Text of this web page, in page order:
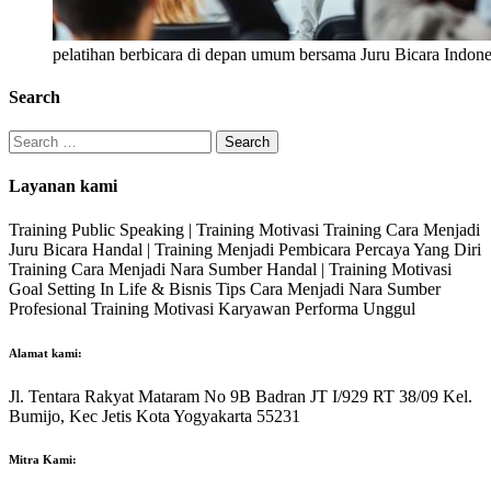
pelatihan berbicara di depan umum bersama Juru Bicara
Search
Search
for:
Layanan kami
Training Public Speaking | Training Motivasi Training Cara Menjadi
Juru Bicara Handal | Training Menjadi Pembicara Percaya Yang Diri
Training Cara Menjadi Nara Sumber Handal | Training Motivasi
Goal Setting In Life & Bisnis Tips Cara Menjadi Nara Sumber
Profesional Training Motivasi Karyawan Performa Unggul
Alamat kami:
Jl. Tentara Rakyat Mataram No 9B Badran JT I/929 RT 38/09 Kel.
Bumijo, Kec Jetis Kota Yogyakarta 55231
Mitra Kami: